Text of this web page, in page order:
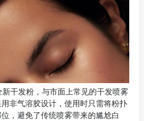
干发粉，与市面上常见的干发喷雾
非气溶胶设计，使用时只需将粉扑
，避免了传统喷雾带来的尴尬白